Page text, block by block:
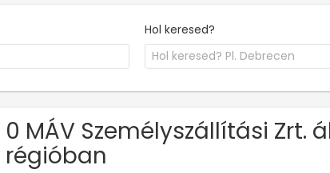
Hol keresed?
0 MÁV Személyszállítási Zrt.
régióban